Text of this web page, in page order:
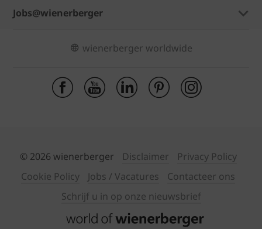
Jobs@wienerberger
wienerberger worldwide
© 2026 wienerberger Disclaimer
Privacy Policy
Cookie Policy
Jobs / Vacatures
Contacteer ons
Schrijf u in op onze nieuwsbrief